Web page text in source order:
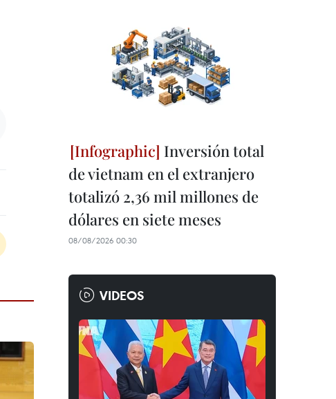
Inversión total
de vietnam en el extranjero
totalizó 2,36 mil millones de
dólares en siete meses
08/08/2026 00:30
VIDEOS